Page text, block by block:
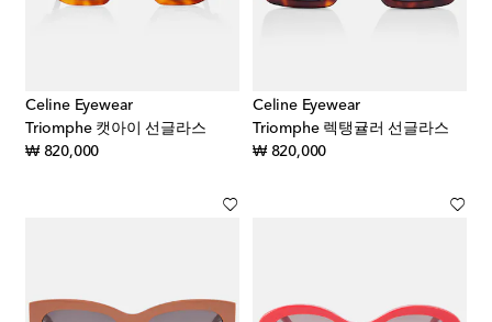
Celine Eyewear
Triomphe 캣아이 선글라스
₩ 820,000original price
Celine Eyewear
Triomphe 렉탱귤러 선글라스
₩ 820,000original price